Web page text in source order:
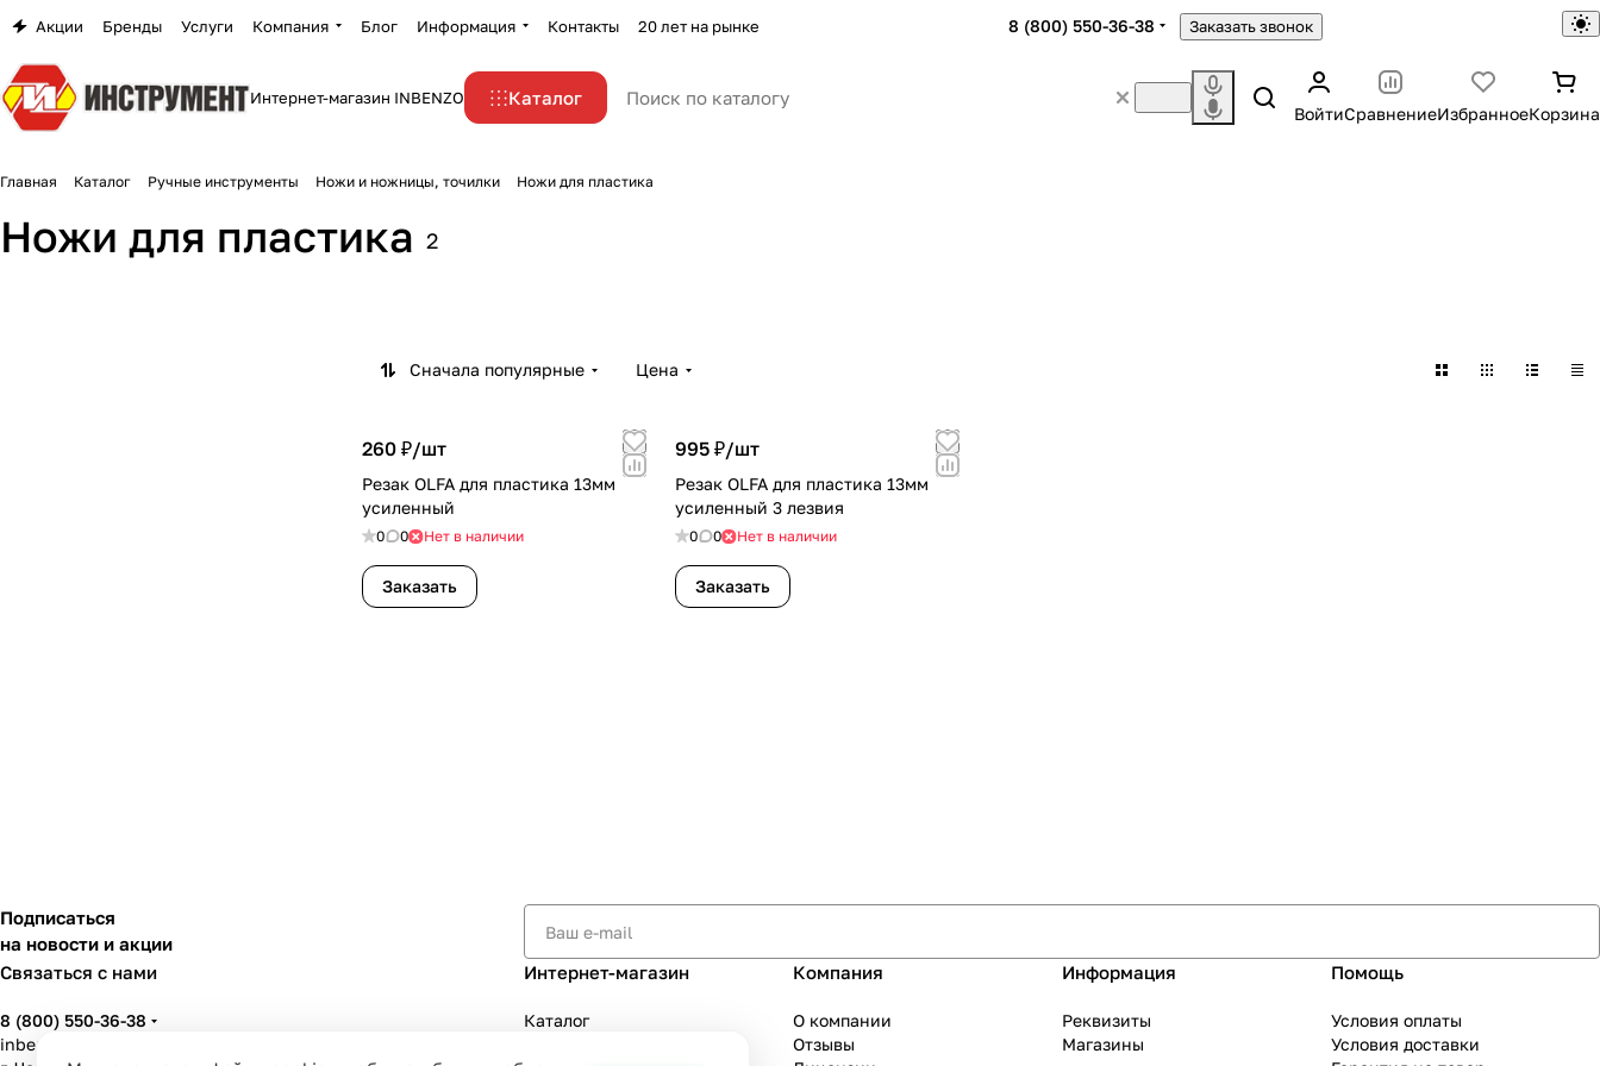
Акции Бренды Услуги Компания Блог Информация Контакты 20 лет на рынке 8 (800) 550-36-38 Заказать звонок
Интернет-магазин INBENZO Каталог
ВойтиСравнениеИзбранноеКорзина
Главная Каталог Ручные инструменты Ножи и ножницы, точилки Ножи для пластика
Ножи для пластика 2
Сначала популярные Цена
260 ₽/шт
Резак OLFA для пластика 13мм
усиленный
0 0 Нет в наличии
Заказать
995 ₽/шт
Резак OLFA для пластика 13мм
усиленный 3 лезвия
0 0 Нет в наличии
Заказать
Подписаться
на новости и акции
Связаться с нами
8 (800) 550-36-38
inbenzo35@list.ru
Интернет-магазин
Каталог
Компания
О компании
Отзывы
Информация
Реквизиты
Магазины
Помощь
Условия оплаты
Условия доставки